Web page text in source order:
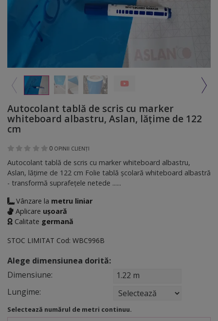
Autocolant tablă de scris cu marker
whiteboard albastru, Aslan, lăţime de 122
cm
0 OPINII CLIENȚI
Autocolant tablă de scris cu marker whiteboard albastru,
Aslan, lăţime de 122 cm Folie tablă şcolară whiteboard albastră
- transformă suprafeţele netede ......
Vânzare la metru liniar
Aplicare ușoară
Calitate germană
STOC LIMITAT Cod: WBC996B
Alege dimensiunea dorită:
Dimensiune:
1.22 m
Lungime:
Selectează numărul de metri continuu.